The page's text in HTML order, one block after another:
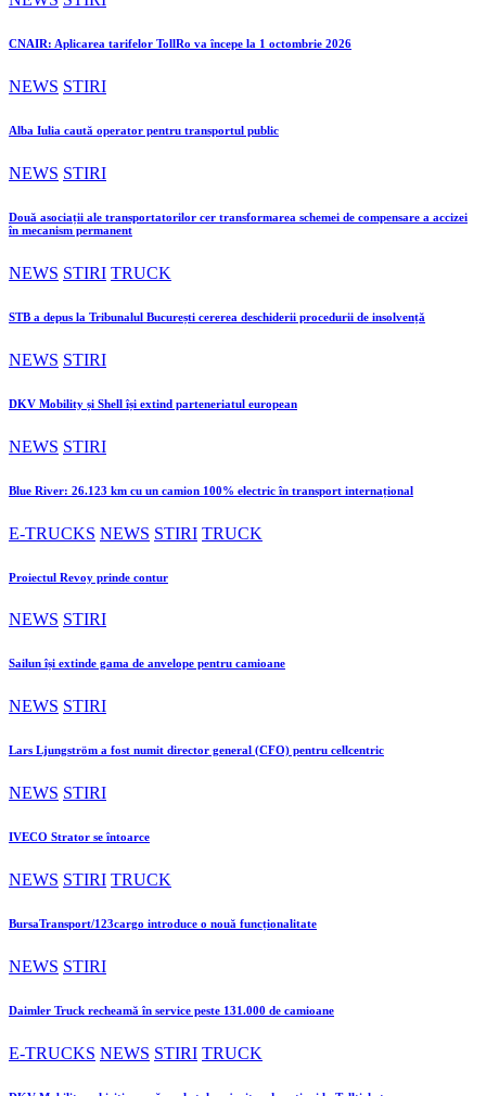
CNAIR: Aplicarea tarifelor TollRo va începe la 1 octombrie 2026
NEWS STIRI
Alba Iulia caută operator pentru transportul public
NEWS STIRI
Două asociații ale transportatorilor cer transformarea schemei de compensare a accizei
în mecanism permanent
NEWS STIRI TRUCK
STB a depus la Tribunalul București cererea deschiderii procedurii de insolvență
NEWS STIRI
DKV Mobility și Shell își extind parteneriatul european
NEWS STIRI
Blue River: 26.123 km cu un camion 100% electric în transport internațional
E-TRUCKS NEWS STIRI TRUCK
Proiectul Revoy prinde contur
NEWS STIRI
Sailun își extinde gama de anvelope pentru camioane
NEWS STIRI
Lars Ljungström a fost numit director general (CFO) pentru cellcentric
NEWS STIRI
IVECO Strator se întoarce
NEWS STIRI TRUCK
BursaTransport/123cargo introduce o nouă funcționalitate
NEWS STIRI
Daimler Truck recheamă în service peste 131.000 de camioane
E-TRUCKS NEWS STIRI TRUCK